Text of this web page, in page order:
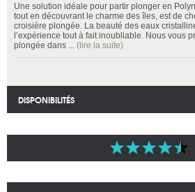
Une solution idéale pour partir plonger en
tout en découvrant le charme des îles, est de
croisière plongée. La beauté des eaux
l’expérience tout à fait inoubliable. Nous vous
plongée dans ... (lire la suite)
DISPONIBILITÉS